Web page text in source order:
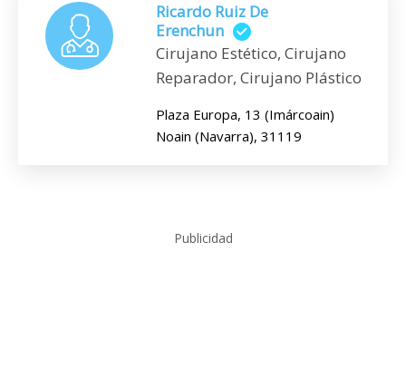
Ricardo Ruiz De
Erenchun
Cirujano Estético, Cirujano
Reparador, Cirujano Plástico
Plaza Europa, 13 (Imárcoain)
Noain (Navarra), 31119
Publicidad